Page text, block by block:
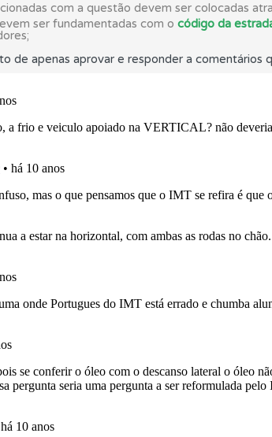
apresenta-lhe questões que errou e
apresenta-lhe as questões mais falhadas
para não perder as suas estatísticas.
de teclado para responder aos testes mais
com a questão devem ser colocadas
ser fundamentadas com o código da
de apenas aprovar e responder a comentários